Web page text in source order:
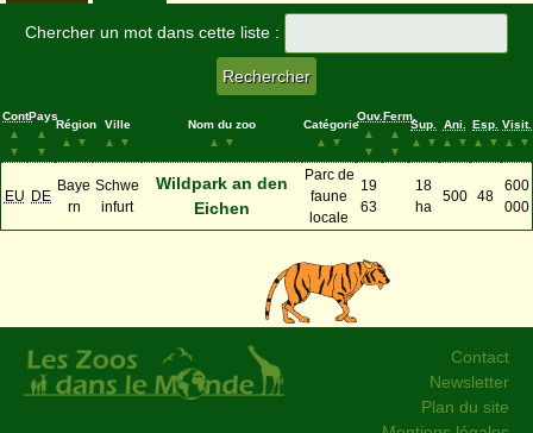
Chercher un mot dans cette liste :
Cont.
▲
▼
Pays
▲
▼
Région
▲
▼
Ville
▲
▼
Nom du zoo
▲
▼
Catégorie
▲
▼
Ouv.
▲
▼
Ferm.
▲
▼
Sup.
▲
▼
Ani.
▲
▼
Esp.
▲
▼
Visit.
▲
▼
EU DE
Baye
rn
Schwe
infurt
Wildpark an den
Eichen
Parc de
faune
locale
19
63
18
ha
500 48
600
000
Contact
Newsletter
Plan du site